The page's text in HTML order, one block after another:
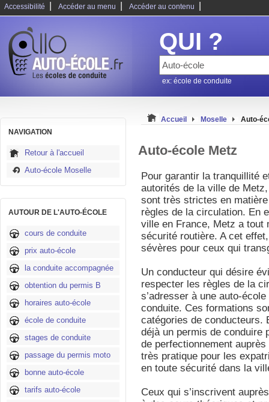
Accessibilité Accéder au menu Accéder au contenu
QUI ?
ex: école de conduite
NAVIGATION
Retour à l'accueil
Auto-école Moselle
AUTOUR DE L'AUTO-ÉCOLE
cours de conduite
prix auto-école
la conduite accompagnée
obtention du permis B
horaires auto-école
école de conduite
stages de conduite
passage du permis moto
bonne auto-école
tarifs auto-école
Accueil Moselle Auto-
Auto-école Metz
Pour garantir la tranquillité
autorités de la ville de
sont très strictes en
règles de la circulation. En
ville en France, Metz a
sécurité routière. A cet
sévères pour ceux qui
Un conducteur qui désire
respecter les règles de la
s’adresser à une auto-
conduite. Ces formations
catégories de conducteurs.
déjà un permis de conduire
de perfectionnement
très pratique pour les
en toute sécurité dans la
Ceux qui s’inscrivent